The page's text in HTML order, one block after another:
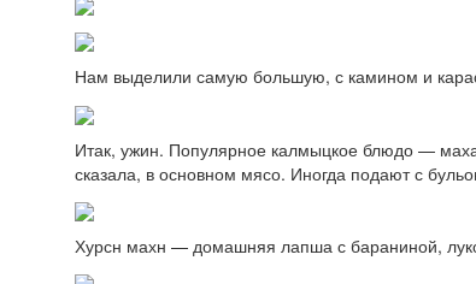
Нам выделили самую большую, с камином и
Итак, ужин. Популярное калмыцкое блюдо —
сказала, в основном мясо. Иногда подают с
Хурсн махн — домашняя лапша с бараниной,